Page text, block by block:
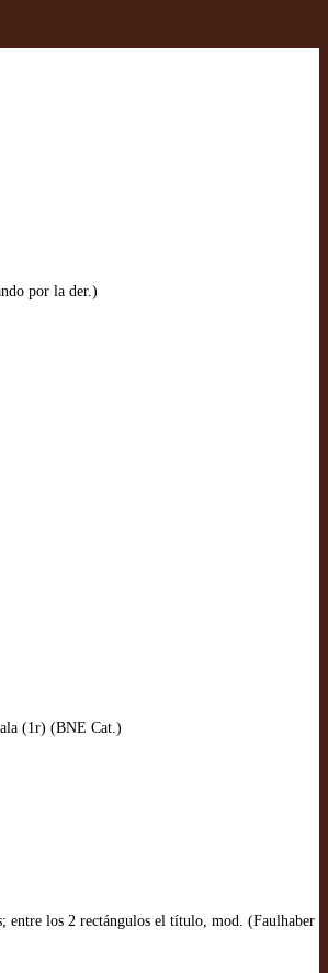
por la der.)
(1r) (BNE Cat.)
entre los 2 rectángulos el título, mod. (Faulhaber